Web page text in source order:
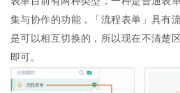
集与协作的功能，「流程表单」具有
是可以相互切换的，所以现在不清楚
即可。